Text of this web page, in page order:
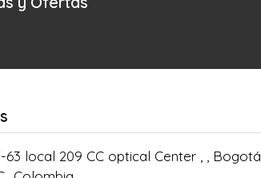
63 local 209 CC optical Center , , Bogotá,